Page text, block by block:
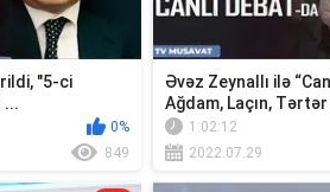
"5-ci
...
0%
849
Əvəz Zeynallı ilə
Ağdam, Laçın,
1:02:12
2022.07.29